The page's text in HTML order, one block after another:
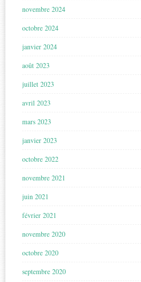
novembre 2024
octobre 2024
janvier 2024
août 2023
juillet 2023
avril 2023
mars 2023
janvier 2023
octobre 2022
novembre 2021
juin 2021
février 2021
novembre 2020
octobre 2020
septembre 2020